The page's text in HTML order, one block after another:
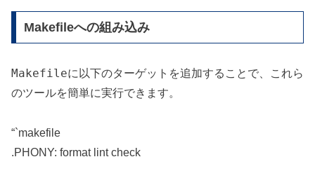
Makefileへの組み込み
Makefileに以下のターゲットを追加することで、これら
のツールを簡単に実行できます。
“`makefile
.PHONY: format lint check